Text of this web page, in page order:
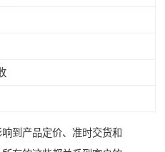
到产品定价、准时交货和